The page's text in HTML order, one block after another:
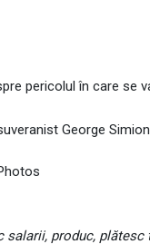
pericolul în care se
George
salarii, produc, plătesc